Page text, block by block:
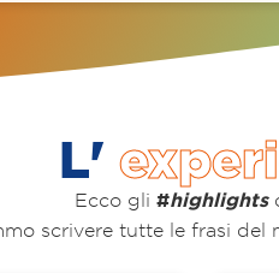
L'
Ecco gli #highlights
scrivere tutte le frasi del